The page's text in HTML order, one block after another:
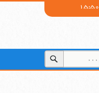
15:50